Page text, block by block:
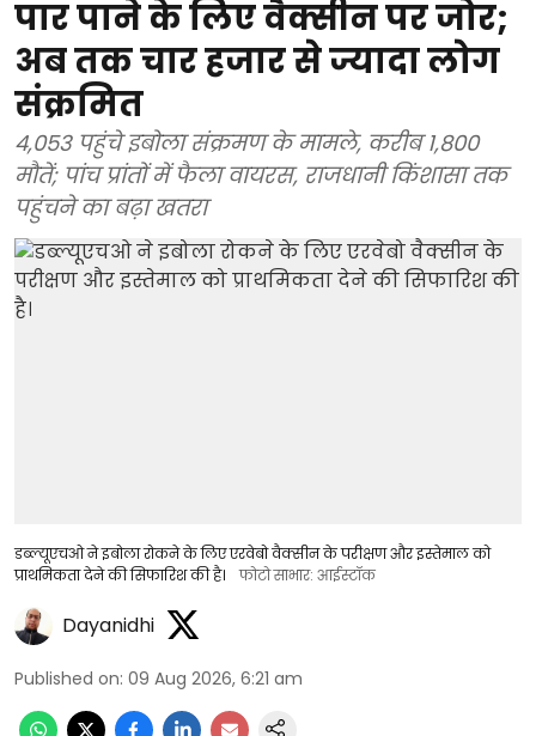
पार पाने के लिए वैक्सीन पर जोर;
अब तक चार हजार से ज्यादा लोग
संक्रमित
4,053 पहुंचे इबोला संक्रमण के मामले, करीब 1,800
मौतें; पांच प्रांतों में फैला वायरस, राजधानी किंशासा तक
पहुंचने का बढ़ा खतरा
डब्ल्यूएचओ ने इबोला रोकने के लिए एरवेबो वैक्सीन के परीक्षण और इस्तेमाल को
प्राथमिकता देने की सिफारिश की है।
फोटो साभार: आईस्टॉक
Dayanidhi
Published on: 09 Aug 2026, 6:21 am